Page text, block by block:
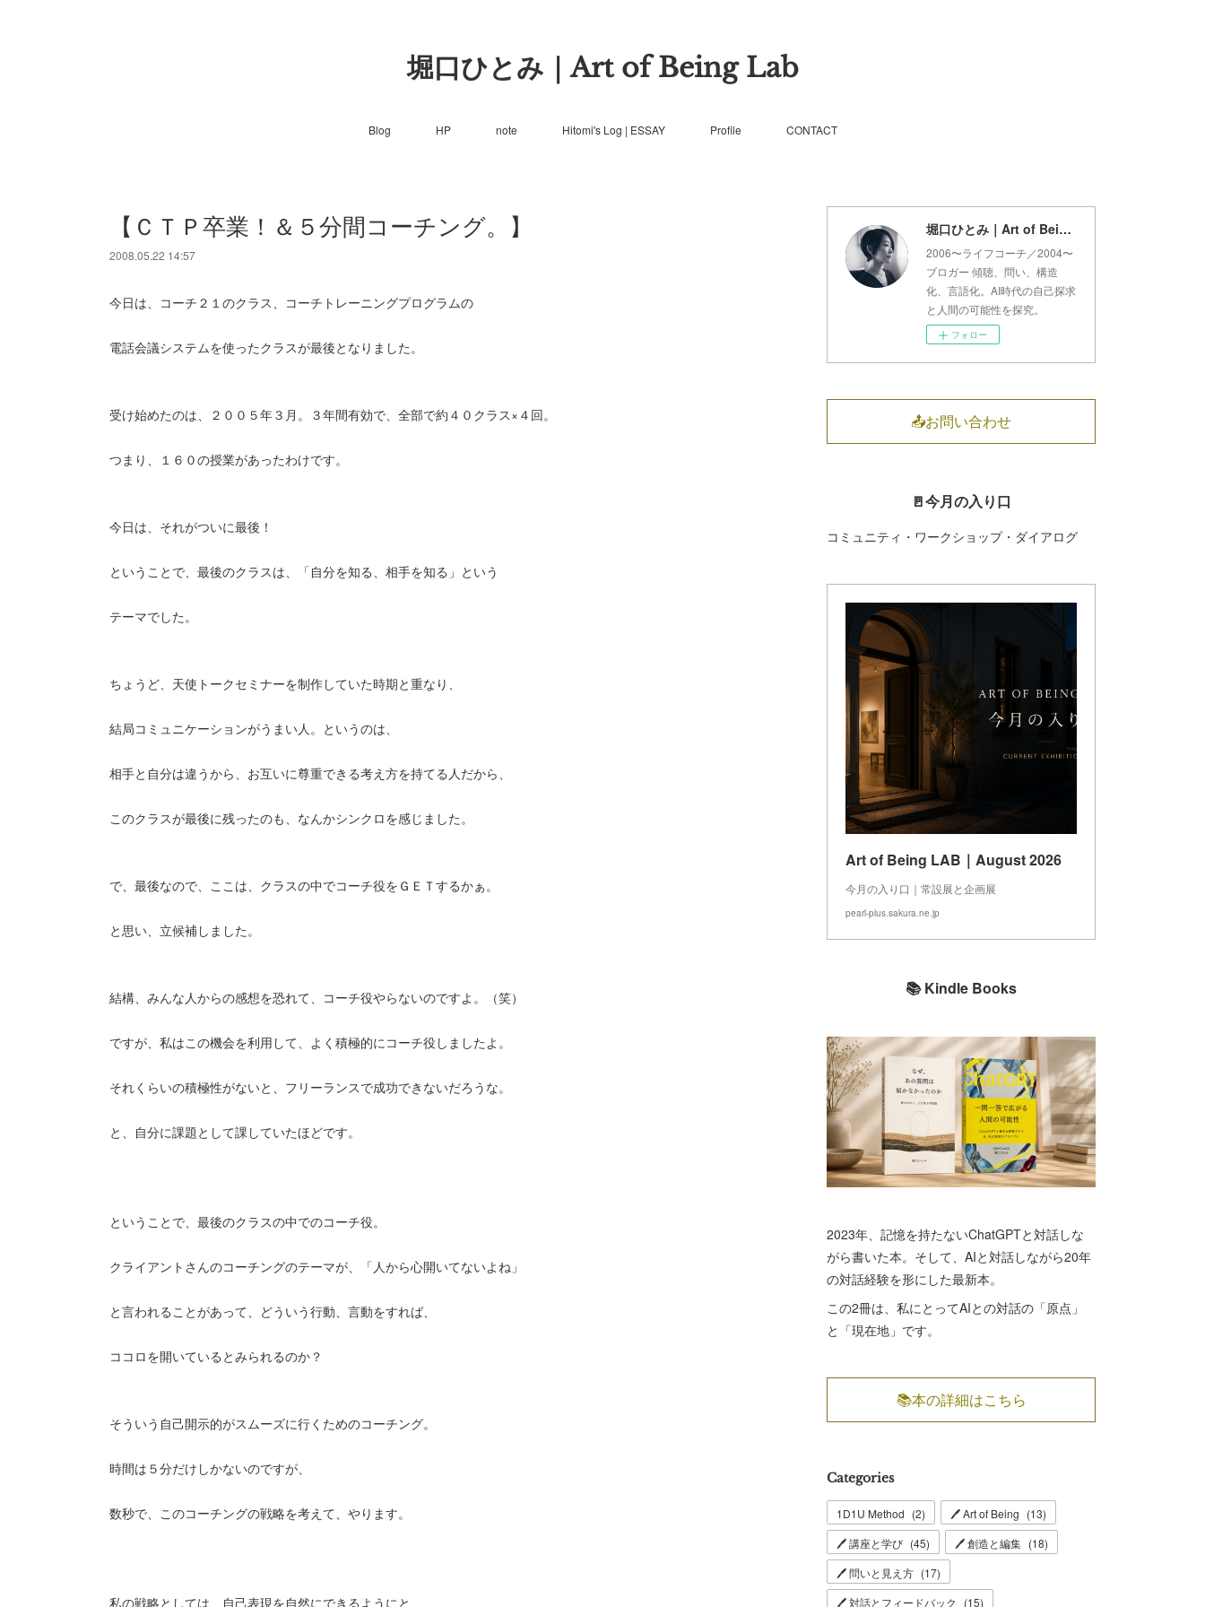
堀口ひとみ｜Art of Being Lab
Blog HP note Hitomi's Log | ESSAY Profile CONTACT
【ＣＴＰ卒業！＆５分間コーチング。】
2008.05.22 14:57
今日は、コーチ２１のクラス、コーチトレーニングプログラムの
電話会議システムを使ったクラスが最後となりました。
受け始めたのは、２００５年３月。３年間有効で、全部で約４０クラス×４回。
つまり、１６０の授業があったわけです。
今日は、それがついに最後！
ということで、最後のクラスは、「自分を知る、相手を知る」という
テーマでした。
ちょうど、天使トークセミナーを制作していた時期と重なり、
結局コミュニケーションがうまい人。というのは、
相手と自分は違うから、お互いに尊重できる考え方を持てる人だから、
このクラスが最後に残ったのも、なんかシンクロを感じました。
で、最後なので、ここは、クラスの中でコーチ役をＧＥＴするかぁ。
と思い、立候補しました。
結構、みんな人からの感想を恐れて、コーチ役やらないのですよ。（笑）
ですが、私はこの機会を利用して、よく積極的にコーチ役しましたよ。
それくらいの積極性がないと、フリーランスで成功できないだろうな。
と、自分に課題として課していたほどです。
ということで、最後のクラスの中でのコーチ役。
クライアントさんのコーチングのテーマが、「人から心開いてないよね」
と言われることがあって、どういう行動、言動をすれば、
ココロを開いているとみられるのか？
そういう自己開示的がスムーズに行くためのコーチング。
時間は５分だけしかないのですが、
数秒で、このコーチングの戦略を考えて、やります。
私の戦略としては、自己表現を自然にできるようにと、
堀口ひとみ｜Art of Being Lab
2006〜ライフコーチ／2004〜
ブロガー 傾聴、問い、構造
化、言語化。AI時代の自己探求
と人間の可能性を探究。
フォロー
📤お問い合わせ
🚪今月の入り口
コミュニティ・ワークショップ・ダイアログ
Art of Being LAB｜August 2026
今月の入り口｜常設展と企画展
pearl-plus.sakura.ne.jp
📚 Kindle Books
2023年、記憶を持たないChatGPTと対話しな
がら書いた本。そして、AIと対話しながら20年
の対話経験を形にした最新本。
この2冊は、私にとってAIとの対話の「原点」
と「現在地」です。
📚本の詳細はこちら
Categories
1D1U Method (2) 🖊 Art of Being (13)
🖊 講座と学び (45) 🖊 創造と編集 (18)
🖊 問いと見え方 (17)
🖊 対話とフィードバック
(15)